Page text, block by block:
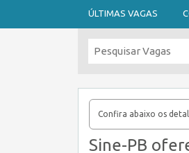
ÚLTIMAS VAGAS
Confira abaixo os
Sine-PB